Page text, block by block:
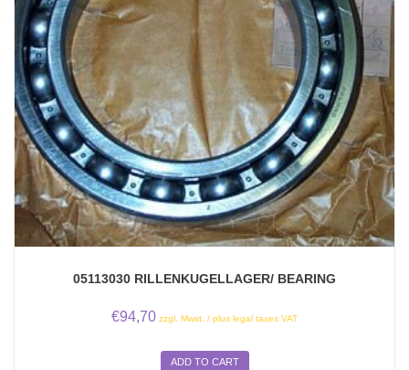
05113030 RILLENKUGELLAGER/ BEARING
€94,70 zzgl. Mwst. / plus legal taxes VAT
ADD TO CART